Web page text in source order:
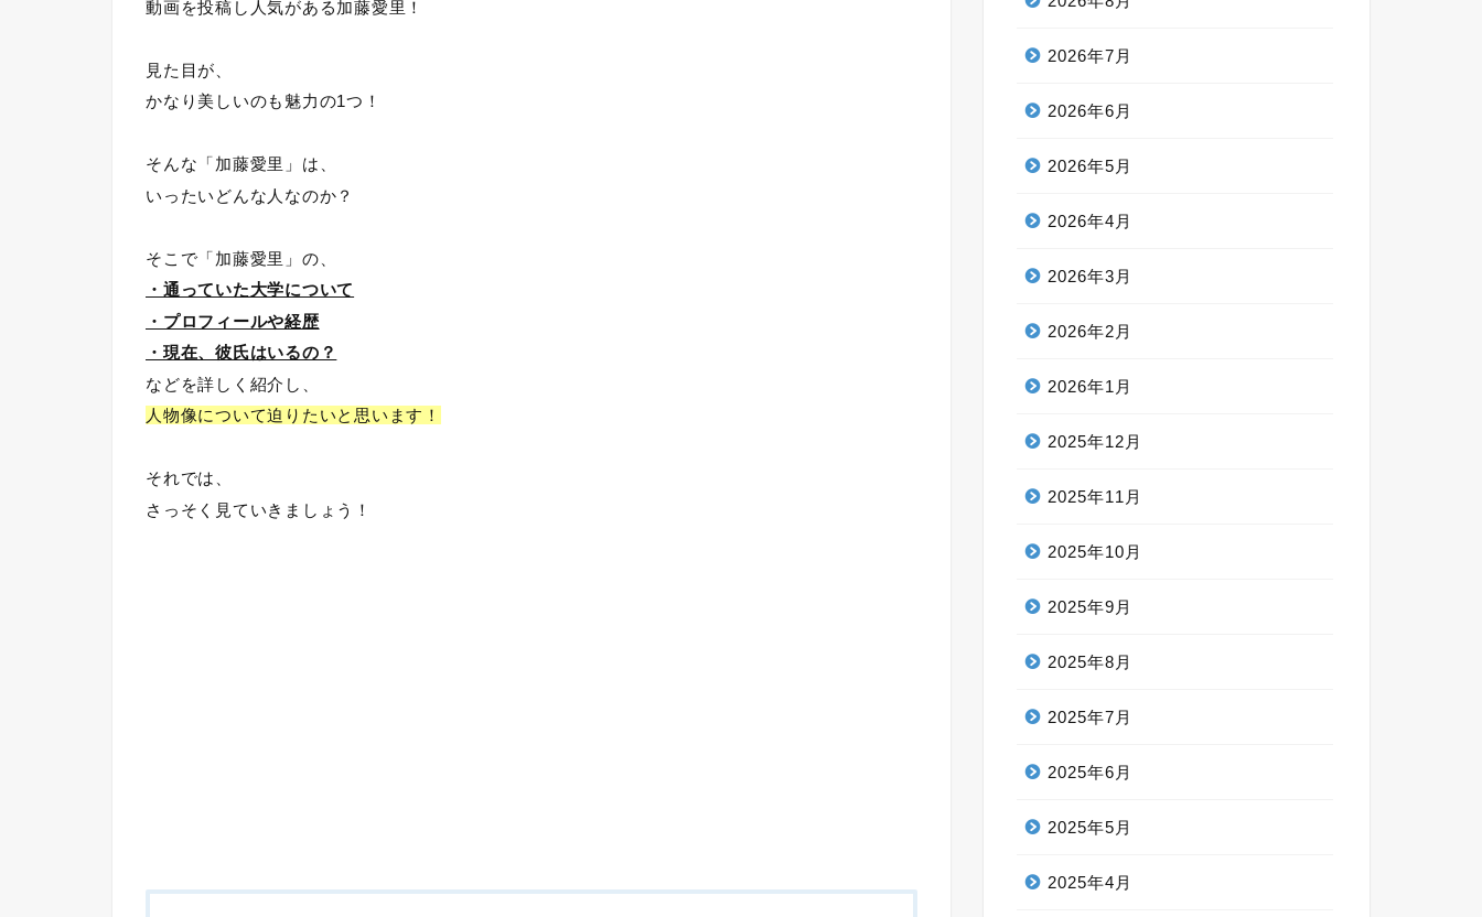
動画を投稿し人気がある加藤愛里！
見た目が、
かなり美しいのも魅力の1つ！
そんな「加藤愛里」は、
いったいどんな人なのか？
そこで「加藤愛里」の、
・通っていた大学について
・プロフィールや経歴
・現在、彼氏はいるの？
などを詳しく紹介し、
人物像について迫りたいと思います！
それでは、
さっそく見ていきましょう！
2026年7月
2026年6月
2026年5月
2026年4月
2026年3月
2026年2月
2026年1月
2025年12月
2025年11月
2025年10月
2025年9月
2025年8月
2025年7月
2025年6月
2025年5月
2025年4月